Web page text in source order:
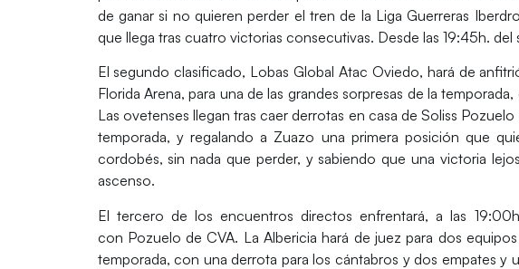
de ganar si no quieren perder el tren de la Liga Guerreras
que llega tras cuatro victorias consecutivas. Desde las 19:45h.
El segundo clasificado, Lobas Global Atac Oviedo, hará de
Florida Arena, para una de las grandes sorpresas de la
Las ovetenses llegan tras caer derrotas en casa deSoliss Pozuelo
temporada, y regalando a Zuazo una primera posición que
cordobés, sin nada que perder, y sabiendo que una victoria
ascenso.
El tercero de los encuentros directos enfrentará, a las
con Pozuelo de CVA. La Albericia hará de juez para dos
temporada, con una derrota para los cántabros y dos empates y